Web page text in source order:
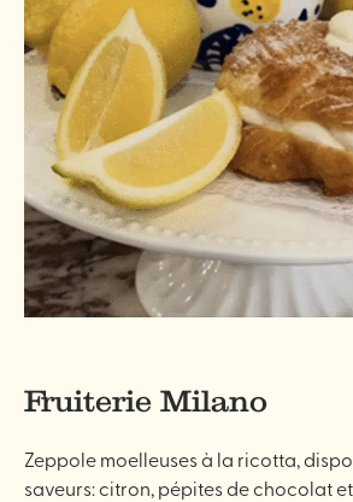
Fruiterie Milano
Zeppole moelleuses à la ricotta,
saveurs: citron, pépites de chocolat